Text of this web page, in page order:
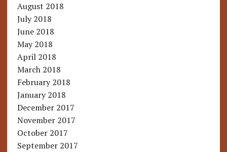
August 2018
July 2018
June 2018
May 2018
April 2018
March 2018
February 2018
January 2018
December 2017
November 2017
October 2017
September 2017